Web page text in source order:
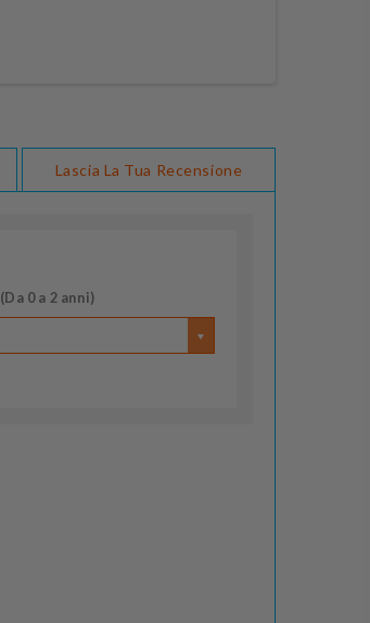
Lascia La Tua Recensione
(Da 0 a 2 anni)